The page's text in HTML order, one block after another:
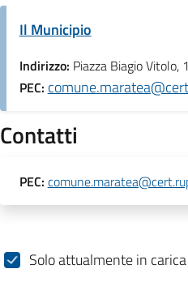
Il Municipio
Indirizzo: Piazza Biagio Vitolo, 1
PEC:
Contatti
PEC:
Solo attualmente in carica